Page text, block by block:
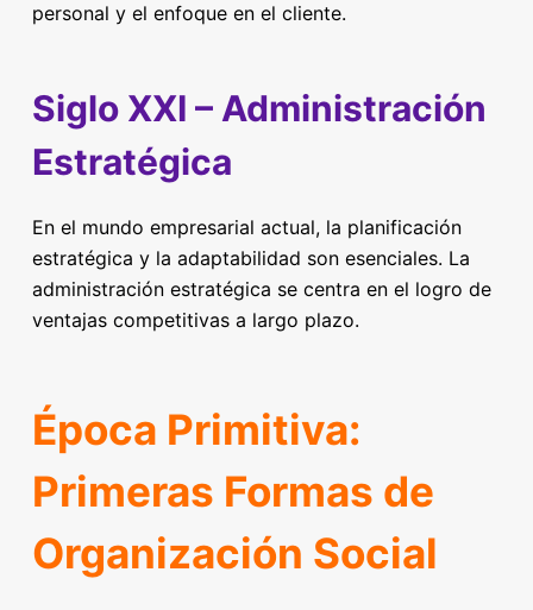
personal y el enfoque en el cliente.
Siglo XXI – Administración
Estratégica
En el mundo empresarial actual, la planificación
estratégica y la adaptabilidad son esenciales. La
administración estratégica se centra en el logro de
ventajas competitivas a largo plazo.
Época Primitiva:
Primeras Formas de
Organización Social